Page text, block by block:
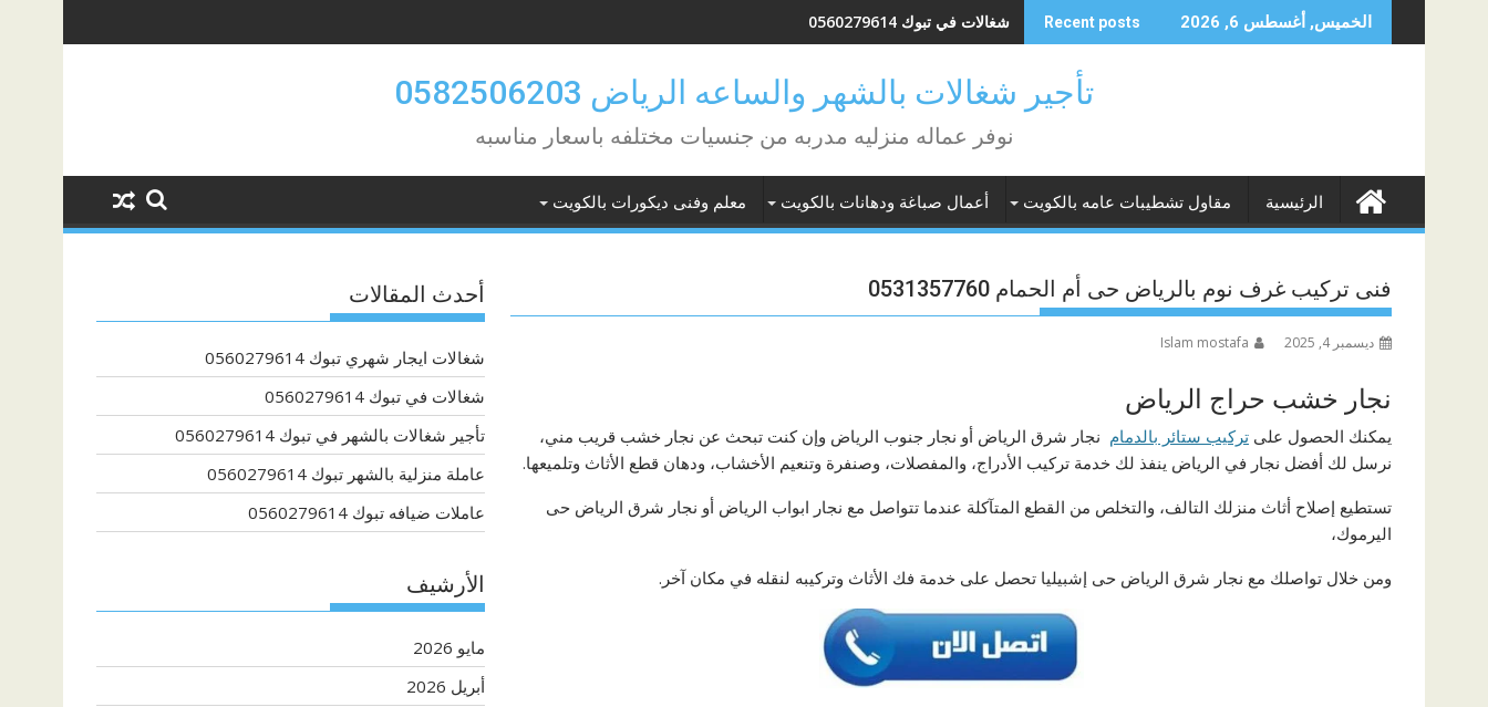
to
الخميس, أغسطس 6, 2026 Recent posts شغالات في تبوك 0560279614
تأجير شغالات بالشهر والساعه الرياض 0582506203
نوفر عماله منزليه مدربه من جنسيات مختلفه باسعار مناسبه
الرئيسية مقاول تشطيبات عامه بالكويت أعمال صباغة ودهانات بالكويت معلم وفنى ديكورات بالكويت
فنى تركيب غرف نوم بالرياض حى أم الحمام 0531357760
ديسمبر 4, 2025 Islam mostafa
نجار خشب حراج الرياض
يمكنك الحصول على تركيب ستائر بالدمام نجار شرق الرياض أو نجار جنوب الرياض وإن كنت تبحث عن نجار خشب قريب مني،
نرسل لك أفضل نجار في الرياض ينفذ لك خدمة تركيب الأدراج، والمفصلات، وصنفرة وتنعيم الأخشاب، ودهان قطع الأثاث وتلميعها.
تستطيع إصلاح أثاث منزلك التالف، والتخلص من القطع المتآكلة عندما تتواصل مع نجار ابواب الرياض أو نجار شرق الرياض حى
اليرموك،
ومن خلال تواصلك مع نجار شرق الرياض حى إشبيليا تحصل على خدمة فك الأثاث وتركيبه لنقله في مكان آخر.
أحدث المقالات
شغالات ايجار شهري تبوك 0560279614
شغالات في تبوك 0560279614
تأجير شغالات بالشهر في تبوك 0560279614
عاملة منزلية بالشهر تبوك 0560279614
عاملات ضيافه تبوك 0560279614
الأرشيف
مايو 2026
أبريل 2026